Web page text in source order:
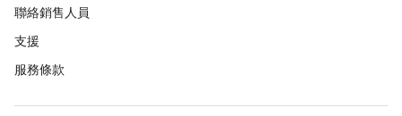
聯絡銷售人員
支援
服務條款